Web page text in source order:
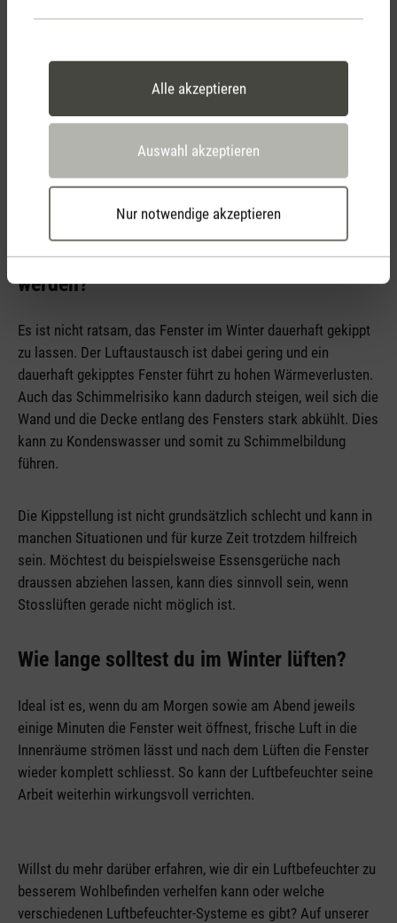
Alle akzeptieren
Auswahl akzeptieren
Nur notwendige akzeptieren
nein, denn das wäre kontraproduktiv. Der Luftbefeuchter führt
die kalte, sehr trockene Aussenluft durchs Fenster ins
Zimmer. Wir empfehlen deshalb auch fürs Schlafzimmer das
altbekannte «Stosslüften», damit frische Luft in die eigenen
vier Wände hineinkommt. Dabei kann das Fenster am
Morgen sowie am Abend für ein paar Minuten geöffnet
werden.
im Winter die Fenster nicht gekippt
werden?
Es ist nicht ratsam, das Fenster im Winter dauerhaft gekippt
zu lassen. Der Luftaustausch ist dabei gering und ein
dauerhaft gekipptes Fenster führt zu hohen Wärmeverlusten.
Auch das Schimmelrisiko kann dadurch steigen, weil sich die
Wand und die Decke entlang des Fensters stark abkühlt. Dies
kann zu Kondenswasser und somit zu Schimmelbildung
führen.
Die Kippstellung ist nicht grundsätzlich schlecht und kann in
manchen Situationen und für kurze Zeit trotzdem hilfreich
sein. Möchtest du beispielsweise Essensgerüche nach
draussen abziehen lassen, kann dies sinnvoll sein, wenn
Stosslüften gerade nicht möglich ist.
Wie lange solltest du im Winter lüften?
Ideal ist es, wenn du am Morgen sowie am Abend jeweils
einige Minuten die Fenster weit öffnest, frische Luft in die
Innenräume strömen lässt und nach dem Lüften die Fenster
wieder komplett schliesst. So kann der Luftbefeuchter seine
Arbeit weiterhin wirkungsvoll verrichten.
Willst du mehr darüber erfahren, wie dir ein Luftbefeuchter zu
besserem Wohlbefinden verhelfen kann oder welche
verschiedenen Luftbefeuchter-Systeme es gibt? Auf unserer